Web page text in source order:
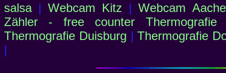
salsa|Webcam Kitz |Webcam
Zähler - free counter Thermografie
Thermografie Duisburg |Thermografie
|